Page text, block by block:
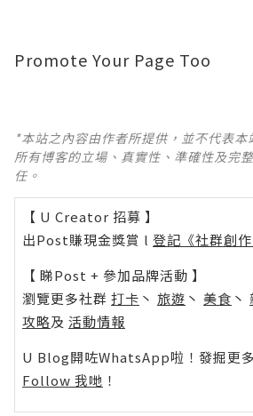
Promote Your Page Too
*本站之內容由作者所提供，並不代表
所有博客的立場、真實性、準確性及完
任。
【 U Creator 招募 】
出Post賺現金獎賞 l 登記《社群創作
【 睇Post + 參加品牌活動 】
瀏覽更多社群 打卡 丶 旅遊 丶 美食 丶
攻略及 活動情報
U Blog開咗WhatsApp啦！發掘更
Follow 我哋 ！